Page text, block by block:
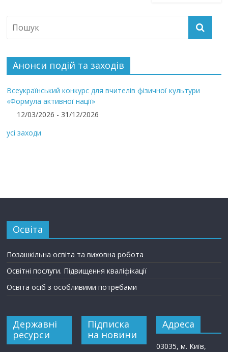
Анонси подій та заходів
Всеукраїнський конкурс для вчителів фізичної культури
«Формула активної нації»
12/03/2026 - 31/12/2026
усі заходи
Освіта
Позашкільна освіта та виховна робота
Освітні послуги. Підвищення кваліфікації
Освіта осіб з особливими потребами
Державні
ресурси
Підписка
на новини
Адреса
03035, м. Київ,